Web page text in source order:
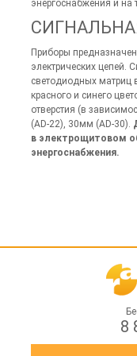
энергоснабжения и на
Приборы
электрических цепей.
светодиодных матриц
красного и синего
отверстия (в
(AD-22), 30мм (AD-30).
в электрощитовом
энергоснабжения.
8